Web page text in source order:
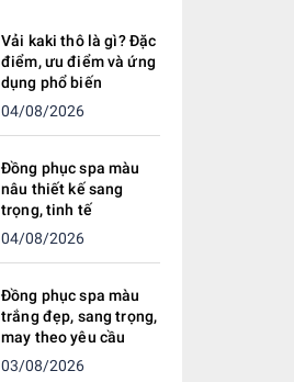
Vải kaki thô là gì? Đặc
điểm, ưu điểm và ứng
dụng phổ biến
04/08/2026
Đồng phục spa màu
nâu thiết kế sang
trọng, tinh tế
04/08/2026
Đồng phục spa màu
trắng đẹp, sang trọng,
may theo yêu cầu
03/08/2026